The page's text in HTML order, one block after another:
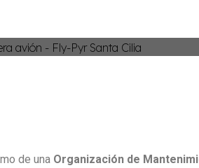
de una Organización de